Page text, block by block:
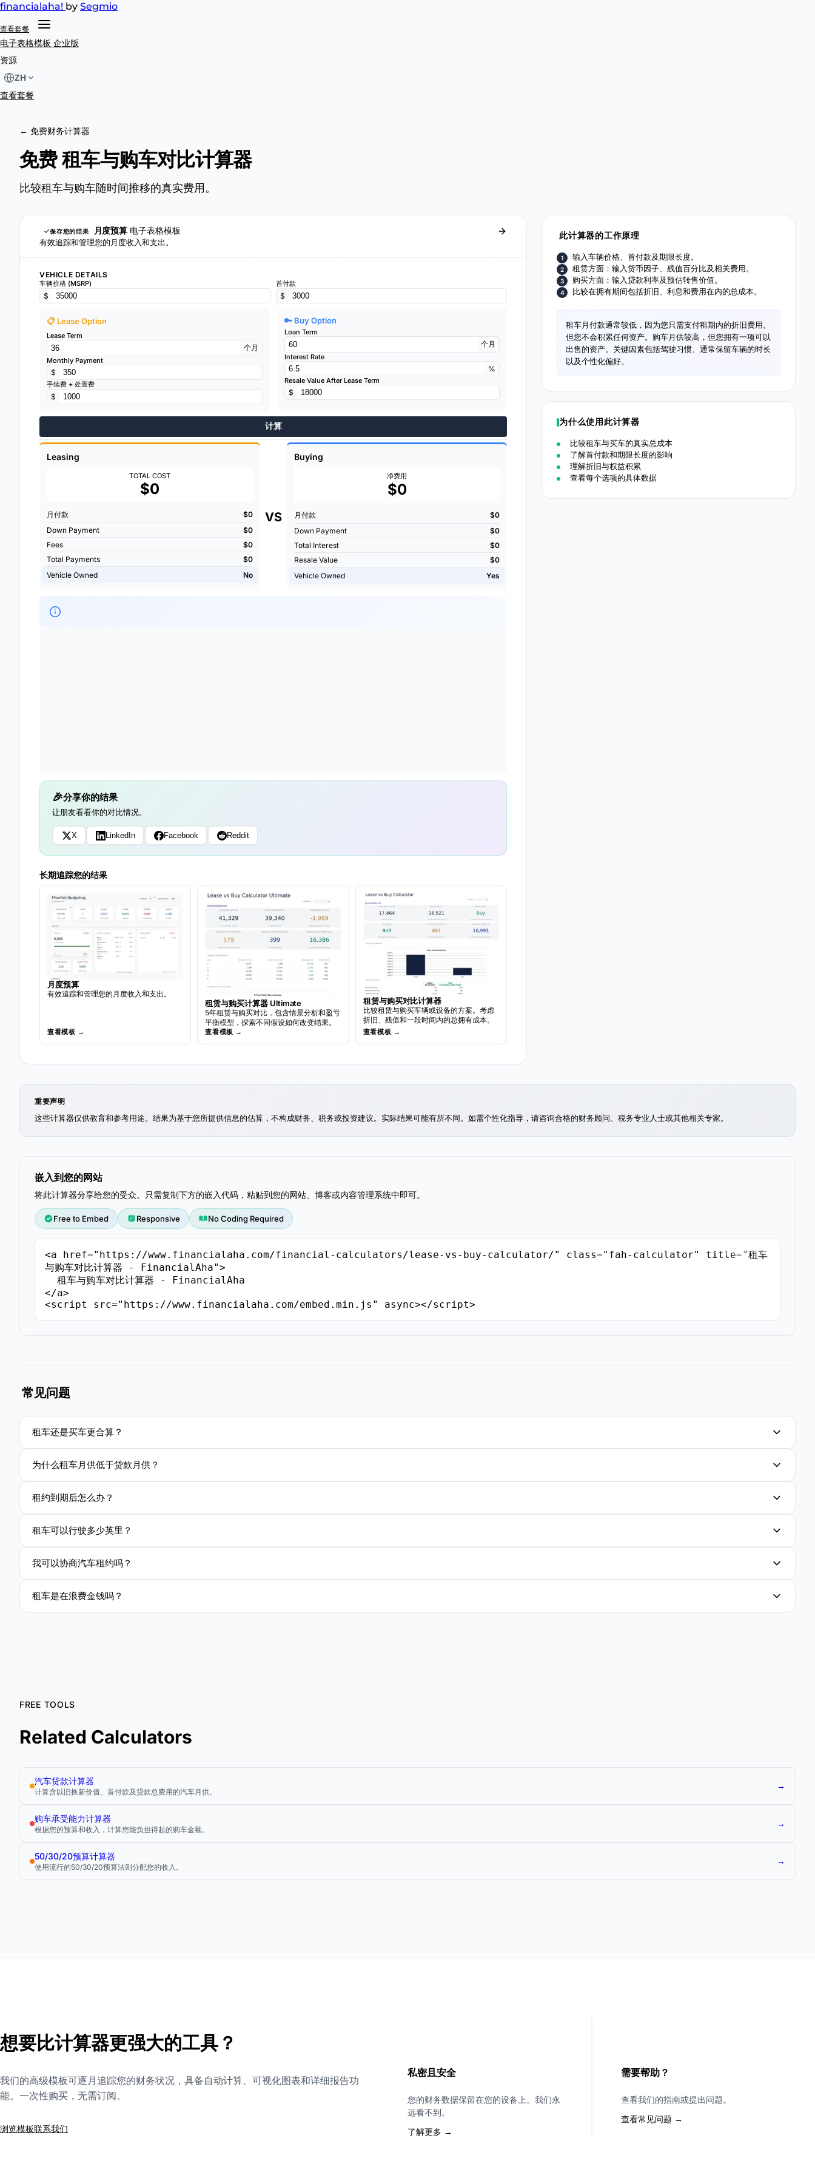
financialaha! by Segmio
查看套餐
电子表格模板 企业版
资源
ZH
查看套餐
← 免费财务计算器
免费 租车与购车对比计算器
比较租车与购车随时间推移的真实费用。
保存您的结果 月度预算 电子表格模板
有效追踪和管理您的月度收入和支出。
VEHICLE DETAILS
车辆价格 (MSRP)
$
首付款
$
📋 Lease Option
Lease Term
个月
Monthly Payment
$
手续费 + 处置费
$
🔑 Buy Option
Loan Term
个月
Interest Rate
%
Resale Value After Lease Term
$
计算
Leasing
TOTAL COST
$0
月付款
$0
Down Payment
$0
Fees
$0
Total Payments
$0
Vehicle Owned
No
VS
Buying
净费用
$0
月付款
$0
Down Payment
$0
Total Interest
$0
Resale Value
$0
Vehicle Owned
Yes
分享你的结果
让朋友看看你的对比情况。
X LinkedIn Facebook Reddit
长期追踪您的结果
月度预算
有效追踪和管理您的月度收入和支出。
查看模板 →
租赁与购买计算器 Ultimate
5年租赁与购买对比，包含情景分析和盈亏
平衡模型，探索不同假设如何改变结果。
查看模板 →
租赁与购买对比计算器
比较租赁与购买车辆或设备的方案。考虑
折旧、残值和一段时间内的总拥有成本。
查看模板 →
此计算器的工作原理
输入车辆价格、首付款及期限长度。
租赁方面：输入货币因子、残值百分比及相关费用。
购买方面：输入贷款利率及预估转售价值。
比较在拥有期间包括折旧、利息和费用在内的总成本。
租车月付款通常较低，因为您只需支付租期内的折旧费用。
但您不会积累任何资产。购车月供较高，但您拥有一项可以
出售的资产。关键因素包括驾驶习惯、通常保留车辆的时长
以及个性化偏好。
为什么使用此计算器
比较租车与买车的真实总成本
了解首付款和期限长度的影响
理解折旧与权益积累
查看每个选项的具体数据
重要声明
这些计算器仅供教育和参考用途。结果为基于您所提供信息的估算，不构成财务、税务或投资建议。实际结果可能有所不同。如需个性化指导，请咨询合格的财务顾问、税务专业人士或其他相关专家。
嵌入到您的网站
将此计算器分享给您的受众。只需复制下方的嵌入代码，粘贴到您的网站、博客或内容管理系统中即可。
Free to Embed Responsive No Coding Required
<a href="https://www.financialaha.com/financial-calculators/lease-vs-buy-calculator/" class="fah-calculator" title="租车
与购车对比计算器 - FinancialAha">
</a>
<script src="https://www.financialaha.com/embed.min.js" async></script>
复制嵌入代码
常见问题
租车还是买车更合算？
为什么租车月供低于贷款月供？
租约到期后怎么办？
租车可以行驶多少英里？
我可以协商汽车租约吗？
租车是在浪费金钱吗？
FREE TOOLS
Related Calculators
汽车贷款计算器
计算含以旧换新价值、首付款及贷款总费用的汽车月供。
→
购车承受能力计算器
根据您的预算和收入，计算您能负担得起的购车金额。
→
50/30/20预算计算器
使用流行的50/30/20预算法则分配您的收入。
→
想要比计算器更强大的工具？
我们的高级模板可逐月追踪您的财务状况，具备自动计算、可视化图表和详细报告功
能。一次性购买，无需订阅。
浏览模板联系我们
私密且安全
您的财务数据保留在您的设备上。我们永
远看不到。
了解更多 →
需要帮助？
查看我们的指南或提出问题。
查看常见问题 →